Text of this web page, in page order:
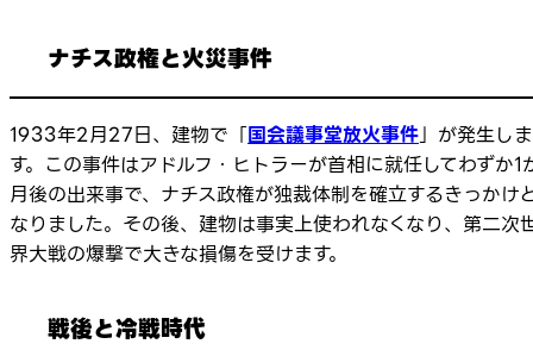
ナチス政権と火災事件
1933年2月27日、建物で「国会議事堂放火事件」が発生しま
す。この事件はアドルフ・ヒトラーが首相に就任してわずか1
月後の出来事で、ナチス政権が独裁体制を確立するきっかけ
なりました。その後、建物は事実上使われなくなり、第二次
界大戦の爆撃で大きな損傷を受けます。
戦後と冷戦時代